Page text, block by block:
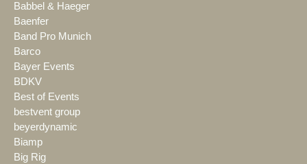
Babbel & Haeger
Baenfer
Band Pro Munich
Barco
Bayer Events
BDKV
Best of Events
bestvent group
beyerdynamic
Biamp
Big Rig